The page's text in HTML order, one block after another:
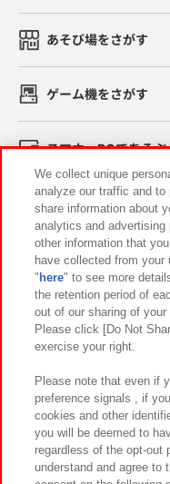
あそび場をさがす
ゲーム機をさがす
スマホ・PCであそぶ
イベント・キャンペー
関連会社 サス
プライバシーポリシー
お取引先さまとと
カスタマーハラスメント対
We collect unique
analyze our traffic and
share information about
analytics and
other information that
have collected from
" here" to see more
the retention period of
out of our sharing of
Please click [Do Not
exercise your right.
Please note that even if
preference signals , if
cookies and other
you will be deemed to
regardless of the opt-out
understand and agree to